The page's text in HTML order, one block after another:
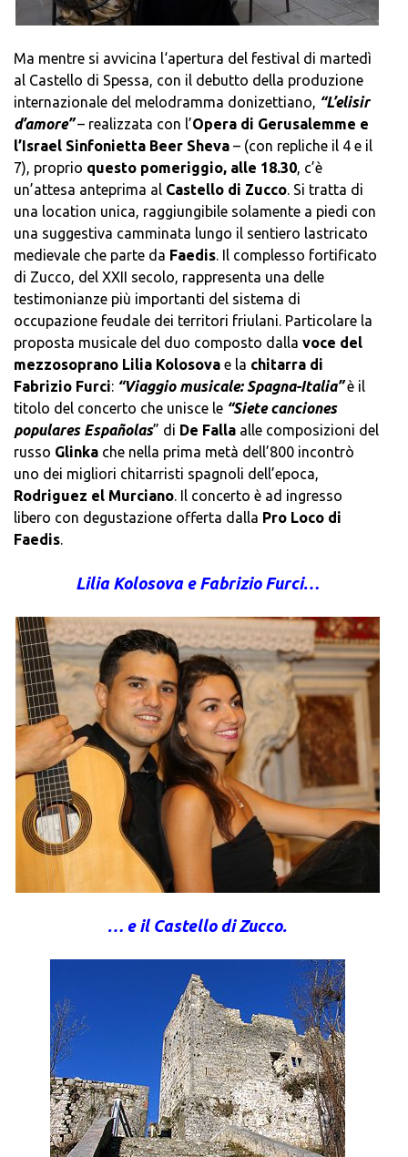
Ma mentre si avvicina l‘apertura del festival di martedì
al Castello di Spessa, con il debutto della produzione
internazionale del melodramma donizettiano, “L’elisir
d’amore” – realizzata con l’Opera di Gerusalemme e
l’Israel Sinfonietta Beer Sheva – (con repliche il 4 e il
7), proprio questo pomeriggio, alle 18.30, c’è
un’attesa anteprima al Castello di Zucco. Si tratta di
una location unica, raggiungibile solamente a piedi con
una suggestiva camminata lungo il sentiero lastricato
medievale che parte da Faedis. Il complesso fortificato
di Zucco, del XXII secolo, rappresenta una delle
testimonianze più importanti del sistema di
occupazione feudale dei territori friulani. Particolare la
proposta musicale del duo composto dalla voce del
mezzosoprano Lilia Kolosova e la chitarra di
Fabrizio Furci: “Viaggio musicale: Spagna-Italia” è il
titolo del concerto che unisce le “Siete canciones
populares Españolas” di De Falla alle composizioni del
russo Glinka che nella prima metà dell’800 incontrò
uno dei migliori chitarristi spagnoli dell’epoca,
Rodriguez el Murciano. Il concerto è ad ingresso
libero con degustazione offerta dalla Pro Loco di
Faedis.
Lilia Kolosova e Fabrizio Furci…
… e il Castello di Zucco.